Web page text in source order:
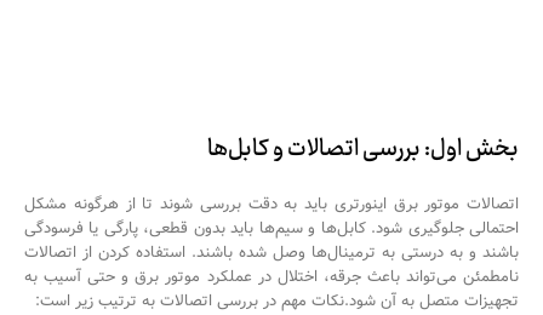
بخش اول: بررسی اتصالات و کابل‌ها
اتصالات موتور برق اینورتری باید به دقت بررسی شوند تا از هرگونه مشکل
احتمالی جلوگیری شود. کابل‌ها و سیم‌ها باید بدون قطعی، پارگی یا فرسودگی
باشند و به درستی به ترمینال‌ها وصل شده باشند. استفاده کردن از اتصالات
نامطمئن می‌تواند باعث جرقه، اختلال در عملکرد موتور برق و حتی آسیب به
تجهیزات متصل به آن شود.نکات مهم در بررسی اتصالات به ترتیب زیر است: